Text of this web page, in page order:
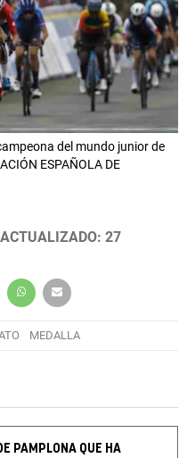
del mundo junior de
ESPAÑOLA DE
ACTUALIZADO: 27
MEDALLA
PAMPLONA QUE HA